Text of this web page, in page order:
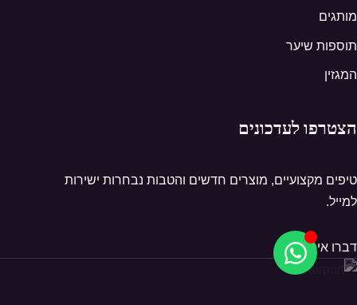
מותגים
תוספות שיער
המגזין
הצטרפו לעדכונים
טיפים מקצועיים, מוצרים חדשים והטבות נבחרות ישירות
למייל.
דברו איתנו